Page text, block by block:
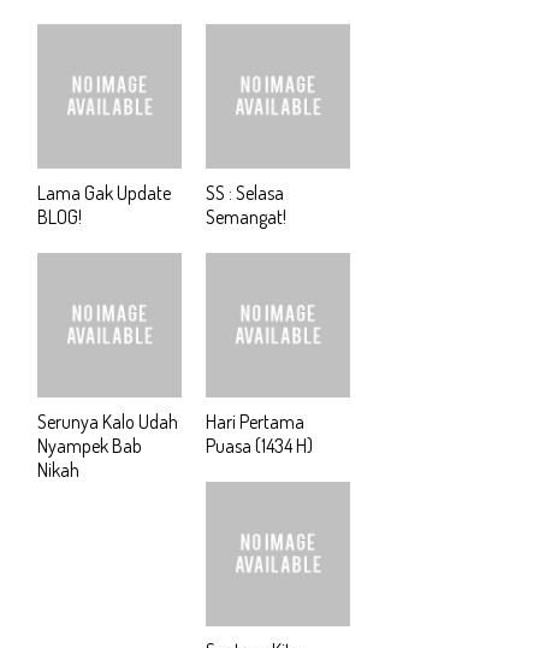
Lama Gak Update
BLOG!
SS : Selasa
Semangat!
Serunya Kalo Udah
Nyampek Bab
Nikah
Hari Pertama
Puasa (1434 H)